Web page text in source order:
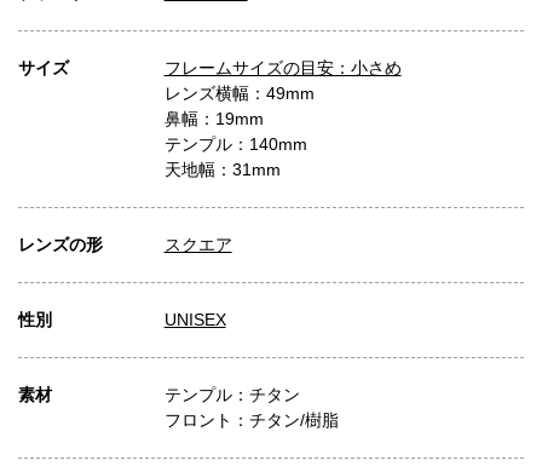
サイズ
フレームサイズの目安：小さめ
レンズ横幅：49mm
鼻幅：19mm
テンプル：140mm
天地幅：31mm
レンズの形 スクエア
性別 UNISEX
素材
テンプル：チタン
フロント：チタン/樹脂